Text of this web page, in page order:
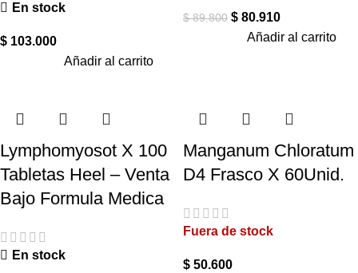
En stock
$ 103.000
Añadir al carrito
$89.800 $ 80.910
Añadir al carrito
Lymphomyosot X 100
Tabletas Heel – Venta
Bajo Formula Medica
En stock
Manganum Chloratum
D4 Frasco X 60Unid.
Fuera de stock
$ 50.600